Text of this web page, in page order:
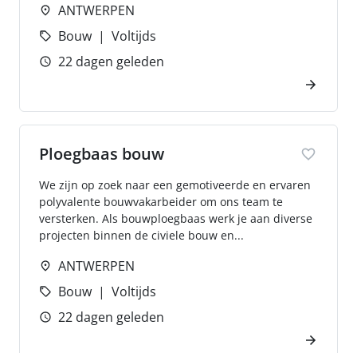
ANTWERPEN
Bouw
Voltijds
22 dagen geleden
Ploegbaas bouw
We zijn op zoek naar een gemotiveerde en ervaren
polyvalente bouwvakarbeider om ons team te
versterken. Als bouwploegbaas werk je aan diverse
projecten binnen de civiele bouw en...
ANTWERPEN
Bouw
Voltijds
22 dagen geleden